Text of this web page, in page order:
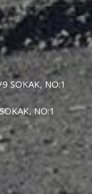
SOKAK, NO:1
NO:1